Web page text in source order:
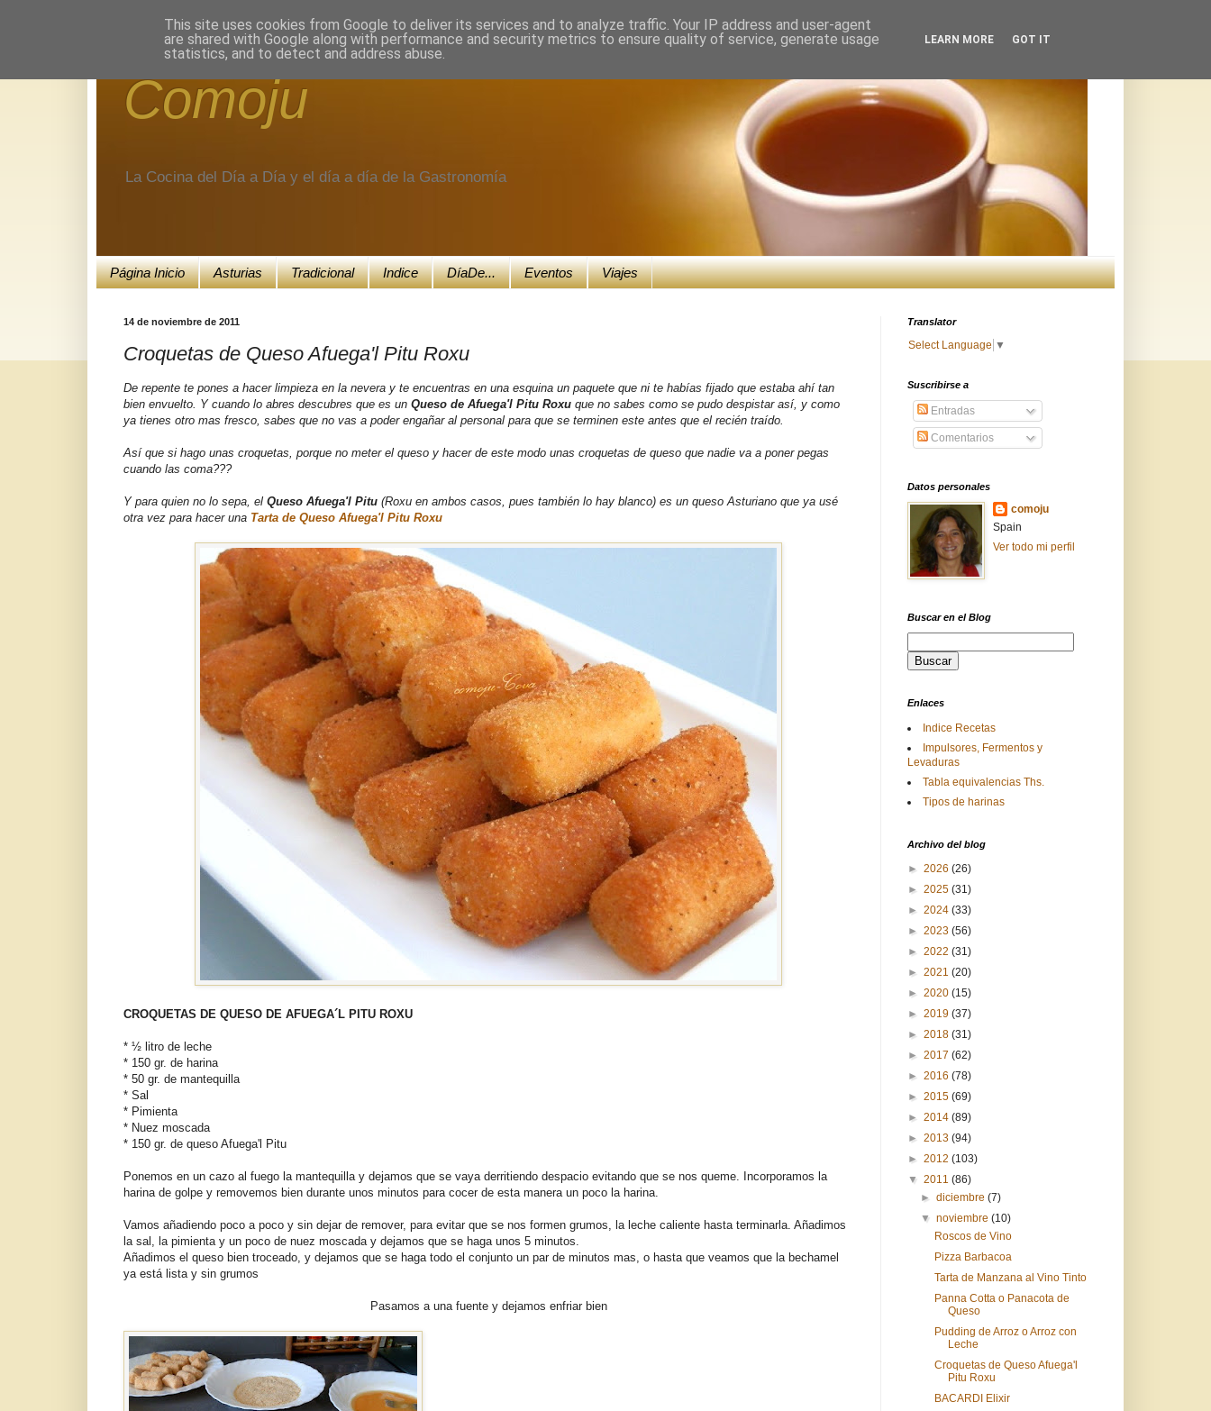
Comoju
La Cocina del Día a Día y el día a día de la Gastronomía
Página Inicio Asturias Tradicional Indice DíaDe... Eventos Viajes
14 de noviembre de 2011
Croquetas de Queso Afuega'l Pitu Roxu
De repente te pones a hacer limpieza en la nevera y te encuentras en una esquina un paquete que ni te habías fijado que estaba ahí tan
bien envuelto. Y cuando lo abres descubres que es un Queso de Afuega'l Pitu Roxu que no sabes como se pudo despistar así, y como
ya tienes otro mas fresco, sabes que no vas a poder engañar al personal para que se terminen este antes que el recién traído.
Así que si hago unas croquetas, porque no meter el queso y hacer de este modo unas croquetas de queso que nadie va a poner pegas
cuando las coma???
Y para quien no lo sepa, el Queso Afuega'l Pitu (Roxu en ambos casos, pues también lo hay blanco) es un queso Asturiano que ya usé
otra vez para hacer una Tarta de Queso Afuega'l Pitu Roxu
CROQUETAS DE QUESO DE AFUEGA´L PITU ROXU
* ½ litro de leche
* 150 gr. de harina
* 50 gr. de mantequilla
* Sal
* Pimienta
* Nuez moscada
* 150 gr. de queso Afuega'l Pitu
Ponemos en un cazo al fuego la mantequilla y dejamos que se vaya derritiendo despacio evitando que se nos queme. Incorporamos la
harina de golpe y removemos bien durante unos minutos para cocer de esta manera un poco la harina.
Vamos añadiendo poco a poco y sin dejar de remover, para evitar que se nos formen grumos, la leche caliente hasta terminarla. Añadimos
la sal, la pimienta y un poco de nuez moscada y dejamos que se haga unos 5 minutos.
Añadimos el queso bien troceado, y dejamos que se haga todo el conjunto un par de minutos mas, o hasta que veamos que la bechamel
ya está lista y sin grumos
Pasamos a una fuente y dejamos enfriar bien
Translator
Select Language ▼
Suscribirse a
Entradas
Comentarios
Datos personales
comoju
Spain
Ver todo mi perfil
Buscar en el Blog
Enlaces
Indice Recetas
Impulsores, Fermentos y
Levaduras
Tabla equivalencias Ths.
Tipos de harinas
Archivo del blog
► 2026 (26)
► 2025 (31)
► 2024 (33)
► 2023 (56)
► 2022 (31)
► 2021 (20)
► 2020 (15)
► 2019 (37)
► 2018 (31)
► 2017 (62)
► 2016 (78)
► 2015 (69)
► 2014 (89)
► 2013 (94)
► 2012 (103)
▼ 2011 (86)
►diciembre(7)
▼noviembre(10)
Roscos de Vino
Pizza Barbacoa
Tarta de Manzana al Vino Tinto
Panna Cotta o Panacota de
Queso
Pudding de Arroz o Arroz con
Leche
Croquetas de Queso Afuega'l
Pitu Roxu
BACARDI Elixir
This site uses cookies from Google to deliver its services and to analyze traffic. Your IP address and user-agent
are shared with Google along with performance and security metrics to ensure quality of service, generate usage
statistics, and to detect and address abuse.
LEARN MORE GOT IT